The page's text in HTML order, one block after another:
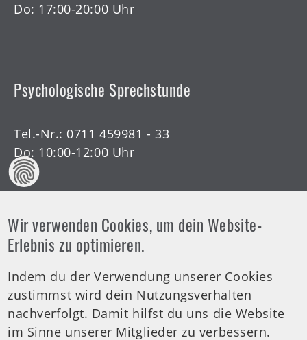
Do: 17:00-20:00 Uhr
Psychologische Sprechstunde
Tel.-Nr.: 0711 459981 - 33
Do: 10:00-12:00 Uhr
Offene Arztsprechstunde
Tel.-Nr.: 0711 459981 - 30
Offene Sprechstunde
Di: 19:00-20:00 Uhr
Wir verwenden Cookies, um dein Website-
Erlebnis zu optimieren.
Indem du der Verwendung unserer Cookies
zustimmst wird dein Nutzungsverhalten
nachverfolgt. Damit hilfst du uns die Website
im Sinne unserer Mitglieder zu verbessern.